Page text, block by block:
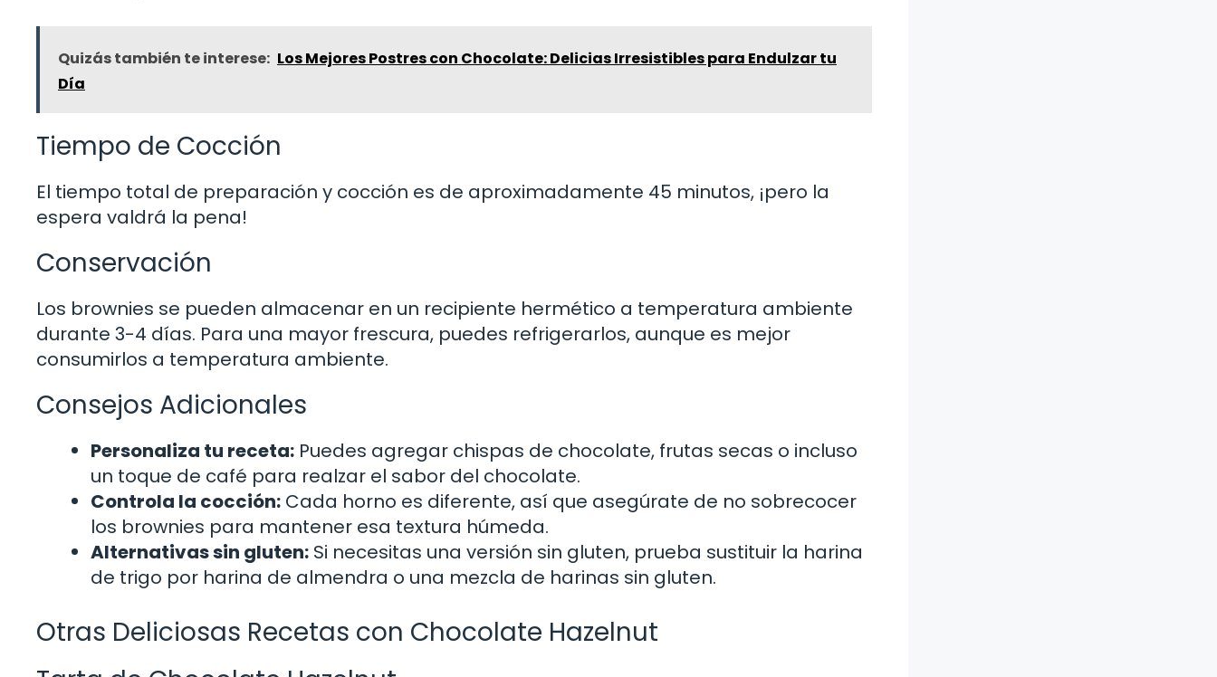
Quizás también te interese: Los Mejores Postres con Chocolate: Delicias Irresistibles para Endulzar tu
Día
Tiempo de Cocción
El tiempo total de preparación y cocción es de aproximadamente 45 minutos, ¡pero la
espera valdrá la pena!
Conservación
Los brownies se pueden almacenar en un recipiente hermético a temperatura ambiente
durante 3-4 días. Para una mayor frescura, puedes refrigerarlos, aunque es mejor
consumirlos a temperatura ambiente.
Consejos Adicionales
Personaliza tu receta: Puedes agregar chispas de chocolate, frutas secas o incluso
un toque de café para realzar el sabor del chocolate.
Controla la cocción: Cada horno es diferente, así que asegúrate de no sobrecocer
los brownies para mantener esa textura húmeda.
Alternativas sin gluten: Si necesitas una versión sin gluten, prueba sustituir la harina
de trigo por harina de almendra o una mezcla de harinas sin gluten.
Otras Deliciosas Recetas con Chocolate Hazelnut